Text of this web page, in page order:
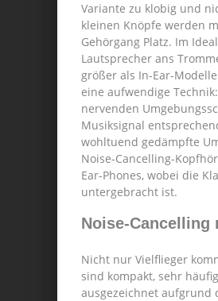
Variante zu klobig und
kleinen Knöpfe werden
Gehörgang Platz. Im
Lautsprecher ans
größer als In-Ear-
eine aufwendige
nervenden
Musiksignal
wohltuend gedämpfte
Noise-Cancelling-
Ear-Phones, wobei die
untergebracht ist.
Noise-Cancelling
Nicht nur Vielflieger
sind kompakt, sehr
ausgezeichnet aufgrund